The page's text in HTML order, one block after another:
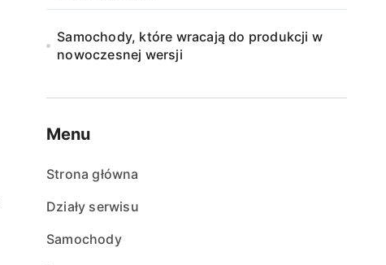
Samochody, które wracają do produkcji w
nowoczesnej wersji
Menu
Strona główna
Działy serwisu
Samochody